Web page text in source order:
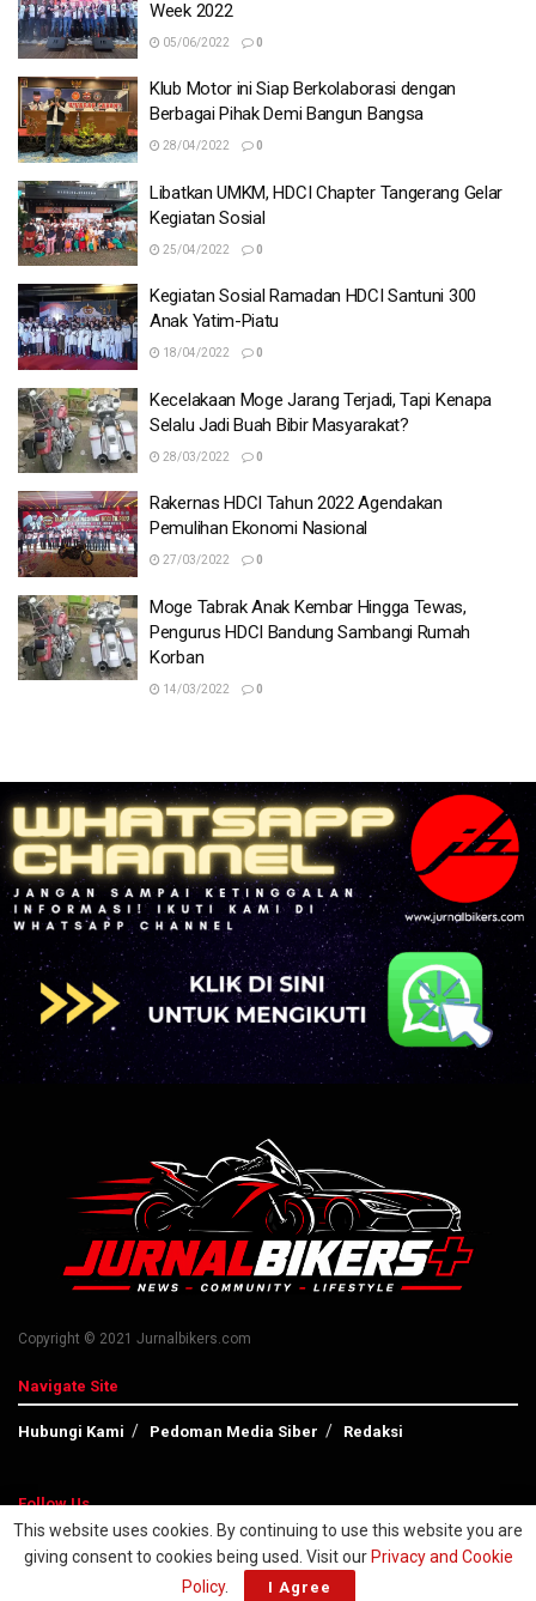
Week 2022
05/06/2022 0
Klub Motor ini Siap Berkolaborasi dengan
Berbagai Pihak Demi Bangun Bangsa
28/04/2022 0
Libatkan UMKM, HDCI Chapter Tangerang Gelar
Kegiatan Sosial
25/04/2022 0
Kegiatan Sosial Ramadan HDCI Santuni 300
Anak Yatim-Piatu
18/04/2022 0
Kecelakaan Moge Jarang Terjadi, Tapi Kenapa
Selalu Jadi Buah Bibir Masyarakat?
28/03/2022 0
Rakernas HDCI Tahun 2022 Agendakan
Pemulihan Ekonomi Nasional
27/03/2022 0
Moge Tabrak Anak Kembar Hingga Tewas,
Pengurus HDCI Bandung Sambangi Rumah
Korban
14/03/2022 0
Copyright © 2021 Jurnalbikers.com
Navigate Site
Hubungi Kami Pedoman Media Siber Redaksi
Follow Us
This website uses cookies. By continuing to use this website you are
giving consent to cookies being used. Visit our Privacy and Cookie
Policy. I Agree